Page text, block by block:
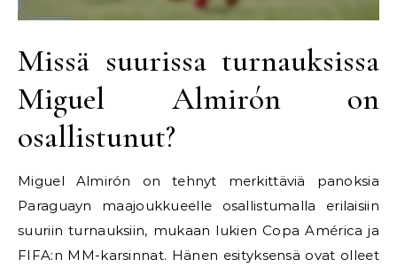
Missä suurissa turnauksissa
Miguel Almirón on
osallistunut?
Miguel Almirón on tehnyt merkittäviä panoksia
Paraguayn maajoukkueelle osallistumalla erilaisiin
suuriin turnauksiin, mukaan lukien Copa América ja
FIFA:n MM-karsinnat. Hänen esityksensä ovat olleet